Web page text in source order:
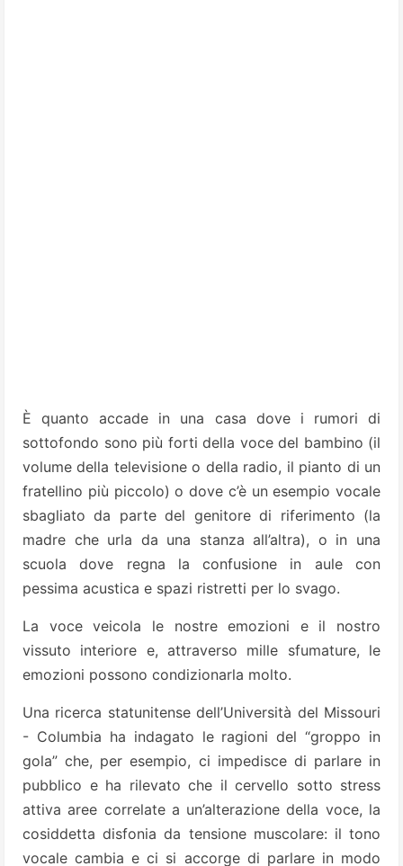
È quanto accade in una casa dove i rumori di
sottofondo sono più forti della voce del bambino (il
volume della televisione o della radio, il pianto di un
fratellino più piccolo) o dove c’è un esempio vocale
sbagliato da parte del genitore di riferimento (la
madre che urla da una stanza all’altra), o in una
scuola dove regna la confusione in aule con
pessima acustica e spazi ristretti per lo svago.
La voce veicola le nostre emozioni e il nostro
vissuto interiore e, attraverso mille sfumature, le
emozioni possono condizionarla molto.
Una ricerca statunitense dell’Università del Missouri
- Columbia ha indagato le ragioni del “groppo in
gola” che, per esempio, ci impedisce di parlare in
pubblico e ha rilevato che il cervello sotto stress
attiva aree correlate a un’alterazione della voce, la
cosiddetta disfonia da tensione muscolare: il tono
vocale cambia e ci si accorge di parlare in modo